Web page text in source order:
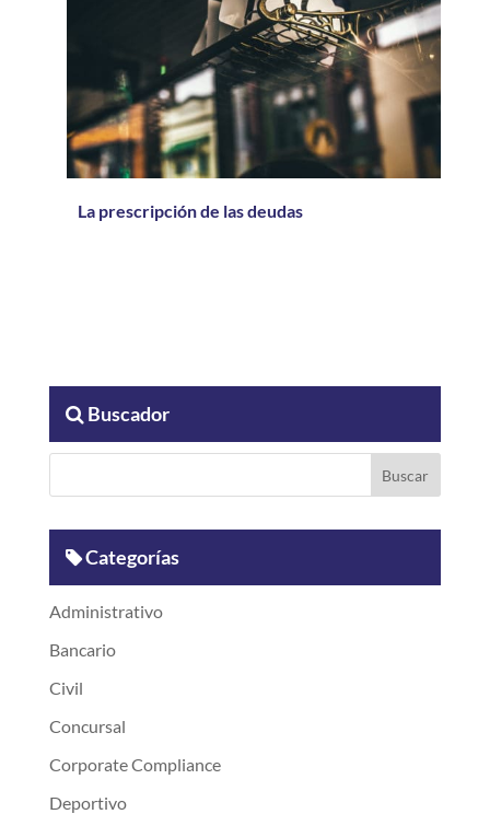
La prescripción de las deudas
Buscador
Categorías
Administrativo
Bancario
Civil
Concursal
Corporate Compliance
Deportivo